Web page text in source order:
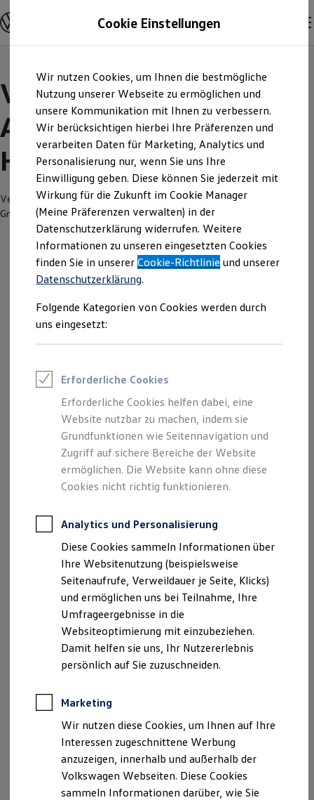
Hauptinhalt
springen
Footer
springen
Modelle und Konfigurator
Konfigurator
Modelle vergleichen
Elektroautos
ENERGY Sondermodelle
Nutzfahrzeuge
SUV und CUV
Familienautos
Kombis
Kompaktwagen
Sportwagen
Schnell verfügbare Fahrzeuge
Angebote und Produkte
Aktuelle Angebote
E-Auto-Förderung
Volkswagen Marktplatz
Die ENERGY Sondermodelle
Junge Gebrauchtwagen und Gebrauchtwagen
Volkswagen Zertifizierte Gebrauchtwagen
Elektromobilität bei Gebrauchtwagen
Saisonangebote
Reifenpakete
Leasing
Leasing-Angebote
Elektroauto Leasing
Kleinwagen-Leasing
Leasing ohne Anzahlung
Finanzierung
Autokredit mit Schlussrate
Versicherungen und Garantien
Kfz-Versicherung
Restschuldversicherungen
Garantien
Professional Class bei Volkswagen
Behörden
Direktkunden
Sonderfahrzeuge
Anpfiff zum Gewinn
Elektromobilität
Elektroautos
ID. Tutorials
Elektrofahrzeugkonzepte
ID. EVERY1
Reichweite
Rekuperation
Laden unterwegs
Laden Zuhause
Ladestationen finden
Ladezeitensimulator
Batterie
Sicherheit
Volkswagen Modelle |
Autohaus Schneider
Helbra
Verantwortlich für die Inhalte auf dieser Seite ist die Autohaus Schneider
GmbH & Co. KG( Impressum & Rechtliches)
Der Polo
Kompakt, wendig und voller Möglichkeiten.
Entdecken Sie den Polo.
Der neue ID.3 Neo
So geht neu. Klar im Design. Stark im Alltag.
Entdecken Sie jetzt den neuen ID.3 Neo!
Mehr zum ID.3 Neo erfahren
Cookie Einstellungen
Wir nutzen Cookies, um Ihnen die bestmögliche
Nutzung unserer Webseite zu ermöglichen und
unsere Kommunikation mit Ihnen zu verbessern.
Wir berücksichtigen hierbei Ihre Präferenzen und
verarbeiten Daten für Marketing, Analytics und
Personalisierung nur, wenn Sie uns Ihre
Einwilligung geben. Diese können Sie jederzeit mit
Wirkung für die Zukunft im Cookie Manager
(Meine Präferenzen verwalten) in der
Datenschutzerklärung widerrufen. Weitere
Informationen zu unseren eingesetzten Cookies
finden Sie in unsererCookie-Richtlinie und unserer
Datenschutzerklärung.
Folgende Kategorien von Cookies werden durch
uns eingesetzt:
Erforderliche Cookies
Erforderliche Cookies helfen dabei, eine
Website nutzbar zu machen, indem sie
Grundfunktionen wie Seitennavigation und
Zugriff auf sichere Bereiche der Website
ermöglichen. Die Website kann ohne diese
Cookies nicht richtig funktionieren.
Analytics und Personalisierung
Diese Cookies sammeln Informationen über
Ihre Websitenutzung (beispielsweise
Seitenaufrufe, Verweildauer je Seite, Klicks)
und ermöglichen uns bei Teilnahme, Ihre
Umfrageergebnisse in die
Websiteoptimierung mit einzubeziehen.
Damit helfen sie uns, Ihr Nutzererlebnis
persönlich auf Sie zuzuschneiden.
Marketing
Wir nutzen diese Cookies, um Ihnen auf Ihre
Interessen zugeschnittene Werbung
anzuzeigen, innerhalb und außerhalb der
Volkswagen Webseiten. Diese Cookies
sammeln Informationen darüber, wie Sie